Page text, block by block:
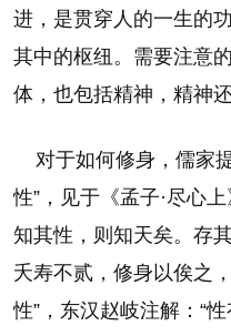
进，是贯穿人的一生的
其中的枢纽。需要注意
体，也包括精神，精神
对于如何修身，儒家
性”，见于《孟子·尽心
知其性，则知天矣。存
夭寿不贰，修身以俟之
性”，东汉赵岐注解：“